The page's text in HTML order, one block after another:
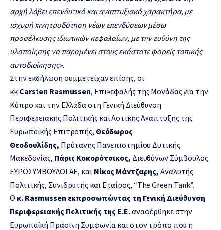
αρχή λάβει επενδυτικό και αναπτυξιακό χαρακτήρα, με
ισχυρή κινητροδότηση νέων επενδύσεων μέσω
προσέλκυσης ιδιωτικών κεφαλαίων, με την ευθύνη της
υλοποίησης να παραμένει στους εκάστοτε φορείς τοπικής
αυτοδιοίκησης».
Στην εκδήλωση συμμετείχαν επίσης, οι
κκ Carsten Rasmussen, Επικεφαλής της Μονάδας για την
Κύπρο και την Ελλάδα στη Γενική Διεύθυνση
Περιφερειακής Πολιτικής και Αστικής Ανάπτυξης της
Ευρωπαϊκής Επιτροπής, Θεόδωρος
Θεοδουλίδης, Πρύτανης Πανεπιστημίου Δυτικής
Μακεδονίας, Πάρις Κοκορότσικος, Διευθύνων Σύμβουλος
ΕΥΡΩΣΥΜΒΟΥΛΟΙ ΑΕ, και Νίκος Μάντζαρης, Αναλυτής
Πολιτικής, Συνιδρυτής και Εταίρος, “The Green Tank”.
Ο κ. Rasmussen εκπροσωπώντας τη Γενική Διεύθυνση
Περιφερειακής Πολιτικής της Ε.Ε.αναφέρθηκε στην
Ευρωπαϊκή Πράσινη Συμφωνία και στον τρόπο που η